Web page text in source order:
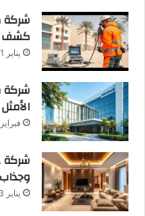
شركة
كشف
يناير 21, 2025
شركة
فبراير 3, 2025
شركة
وجذاب
يناير 23, 2025